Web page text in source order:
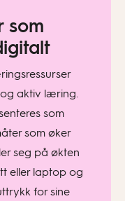
som
aktiv læring.
som
som øker
seg på økten
eller laptop og
for sine